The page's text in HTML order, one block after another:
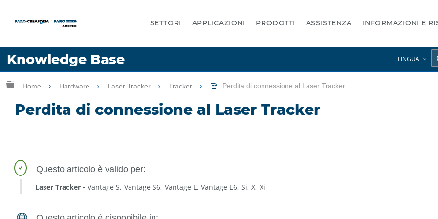
SETTORI APPLICAZIONI PRODOTTI ASSISTENZA INFORMAZIONI E
Knowledge Base LINGUA
Lingua
Ingrandisci/riduci gerarchia globale
Home Hardware Laser Tracker Tracker Perdita di connessione al Laser Tracker
Perdita di connessione al Laser Tracker
Laser Tracker Vantage S Vantage S6 Vantage E Vantage E6 Si X Xi